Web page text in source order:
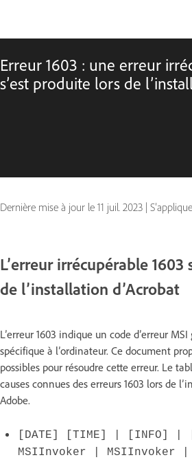
Erreur 1603 : une erreur
s’est produite lors de
Dernière mise à jour le 11 juil. 2023 | S’applique
L’erreur irrécupérable
de l’installation d’Acrobat
L’erreur 1603 indique un code d’erreur
spécifique à l’ordinateur. Ce document
possibles pour résoudre cette erreur. Le
causes connues des erreurs 1603 lors de
Adobe.
[DATE] [TIME] | [INFO] | |
MSIInvoker | MSIInvoker